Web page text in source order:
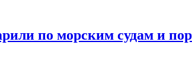
по морским судам и